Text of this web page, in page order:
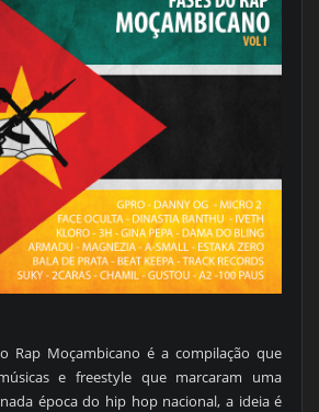
Rap Moçambicano é a compilação que
e freestyle que marcaram uma
época do hip hop nacional, a ideia é